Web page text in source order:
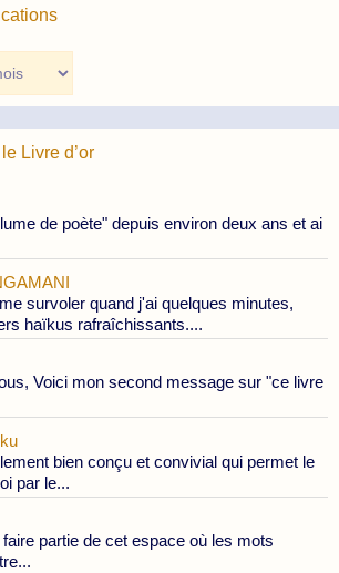
Livre d’or
de poète" depuis environ deux ans et ai
survoler quand j'ai quelques minutes,
haïkus rafraîchissants....
Voici mon second message sur "ce livre
bien conçu et convivial qui permet le
par le...
faire partie de cet espace où les mots